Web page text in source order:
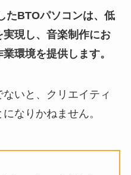
たBTOパソコンは、低
現し、音楽制作にお
環境を提供します。
いと、クリエイティ
なりかねません。